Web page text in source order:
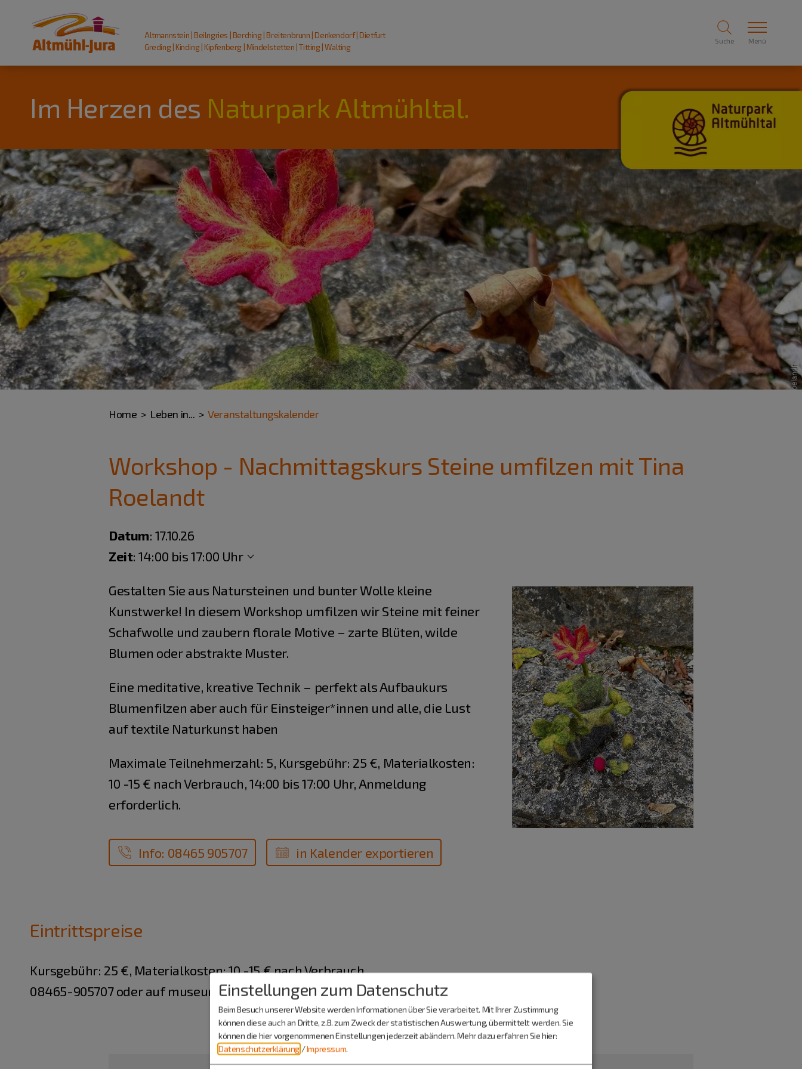
Altmannstein | Beilngries | Berching | Breitenbrunn | Denkendorf | Dietfurt
Greding | Kinding | Kipfenberg | Mindelstetten | Titting | Walting
Suche Menü
Im Herzen des Naturpark Altmühltal.
Home Leben in... Veranstaltungskalender
Workshop - Nachmittagskurs Steine umfilzen mit Tina
Roelandt
Datum: 17.10.26
Zeit:14:00 bis 17:00 Uhr
Gestalten Sie aus Natursteinen und bunter Wolle kleine
Kunstwerke! In diesem Workshop umfilzen wir Steine mit feiner
Schafwolle und zaubern florale Motive – zarte Blüten, wilde
Blumen oder abstrakte Muster.
Eine meditative, kreative Technik – perfekt als Aufbaukurs
Blumenfilzen aber auch für Einsteiger*innen und alle, die Lust
auf textile Naturkunst haben
Maximale Teilnehmerzahl: 5, Kursgebühr: 25 €, Materialkosten:
10 -15 € nach Verbrauch, 14:00 bis 17:00 Uhr, Anmeldung
erforderlich.
Info: 08465 905707 in Kalender exportieren
Eintrittspreise
Kursgebühr: 25 €, Materialkosten: 10 -15 € nach Verbrauch
08465-905707 oder auf museum@markt-kipfenberg.de
Einstellungen zum Datenschutz
Beim Besuch unserer Website werden Informationen über Sie verarbeitet. Mit Ihrer Zustimmung
können diese auch an Dritte, z.B. zum Zweck der statistischen Auswertung, übermittelt werden. Sie
können die hier vorgenommenen Einstellungen jederzeit abändern. Mehr dazu erfahren Sie hier:
Datenschutzerklärung /Impressum.